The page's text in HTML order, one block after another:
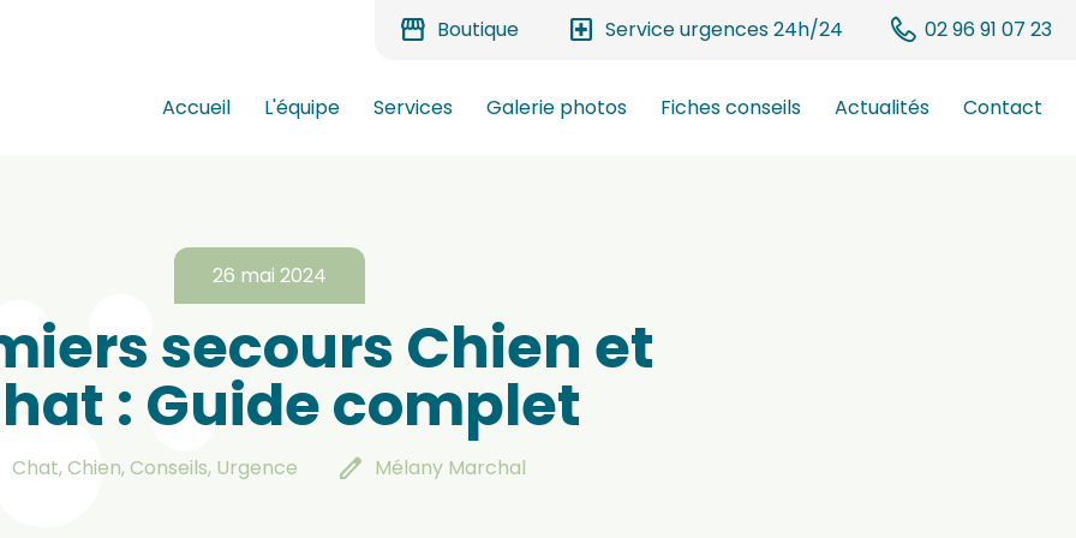
storefront Boutique local_hospital Service urgences 24h/24 02 96 91 07 23
Accueil L'équipe Services Galerie photos Fiches conseils Actualités Contact
26 mai 2024
secours Chien et
: Guide complet
Chat, Chien, Conseils, Urgence edit Mélany Marchal